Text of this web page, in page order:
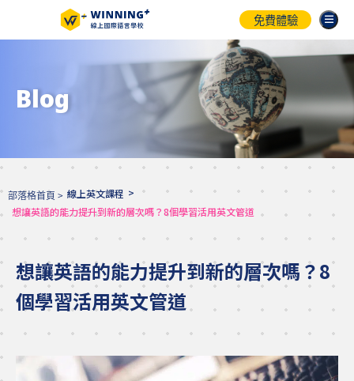
免費體驗
Blog
部落格首頁 > 線上英文課程 >
想讓英語的能力提升到新的層次嗎？8個學習活用英文管道
想讓英語的能力提升到新的層次嗎？8
個學習活用英文管道